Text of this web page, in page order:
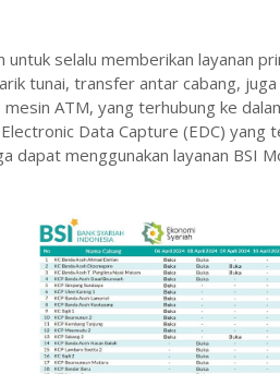
untuk selalu memberikan layanan
tunai, transfer antar cabang,
ATM, yang terhubung ke
Data Capture (EDC) yang
dapat menggunakan layanan BSI